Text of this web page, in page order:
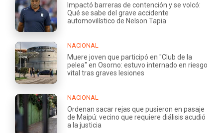
Impactó barreras de contención y se volcó:
Qué se sabe del grave accidente
automovilístico de Nelson Tapia
NACIONAL
Muere joven que participó en "Club de la
pelea" en Osorno: estuvo internado en riesgo
vital tras graves lesiones
NACIONAL
Ordenan sacar rejas que pusieron en pasaje
de Maipú: vecino que requiere diálisis acudió
a la justicia